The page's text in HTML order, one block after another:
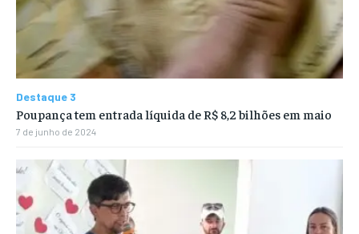
Destaque 3
Poupança tem entrada líquida de R$ 8,2 bilhões em maio
7 de junho de 2024